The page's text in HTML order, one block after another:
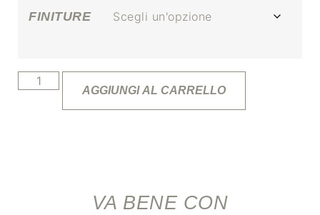
FINITURE
AGGIUNGI AL CARRELLO
VA BENE CON